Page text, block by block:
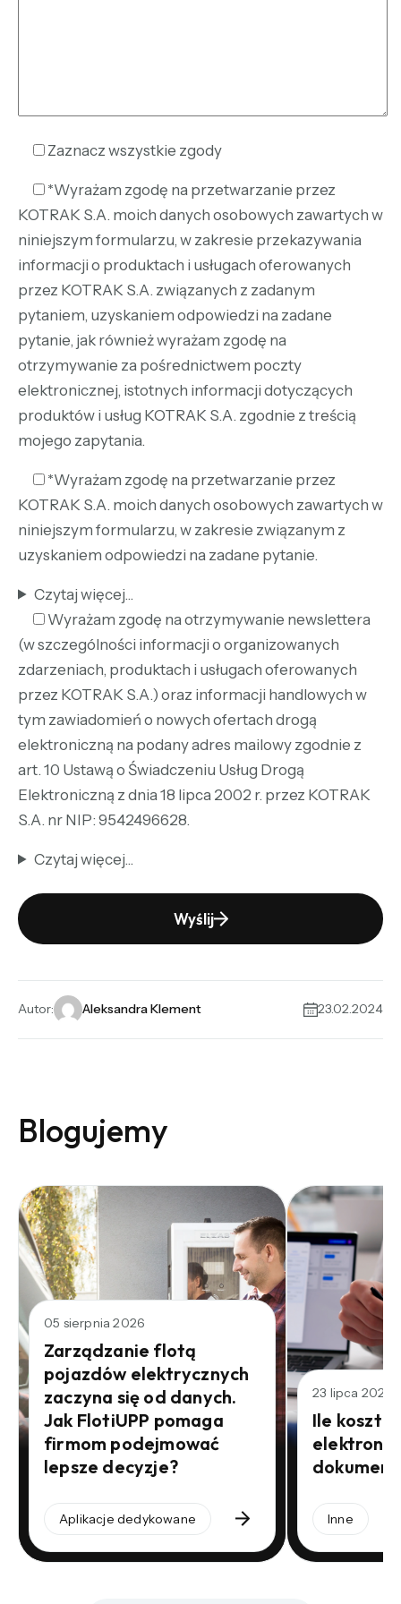
Zaznacz wszystkie zgody
*Wyrażam zgodę na przetwarzanie przez
KOTRAK S.A. moich danych osobowych zawartych w
niniejszym formularzu, w zakresie przekazywania
informacji o produktach i usługach oferowanych
przez KOTRAK S.A. związanych z zadanym
pytaniem, uzyskaniem odpowiedzi na zadane
pytanie, jak również wyrażam zgodę na
otrzymywanie za pośrednictwem poczty
elektronicznej, istotnych informacji dotyczących
produktów i usług KOTRAK S.A. zgodnie z treścią
mojego zapytania.
*Wyrażam zgodę na przetwarzanie przez
KOTRAK S.A. moich danych osobowych zawartych w
niniejszym formularzu, w zakresie związanym z
uzyskaniem odpowiedzi na zadane pytanie.
Czytaj więcej...
Wyrażam zgodę na otrzymywanie newslettera
(w szczególności informacji o organizowanych
zdarzeniach, produktach i usługach oferowanych
przez KOTRAK S.A.) oraz informacji handlowych w
tym zawiadomień o nowych ofertach drogą
elektroniczną na podany adres mailowy zgodnie z
art. 10 Ustawą o Świadczeniu Usług Drogą
Elektroniczną z dnia 18 lipca 2002 r. przez KOTRAK
S.A. nr NIP: 9542496628.
Czytaj więcej...
Wyślij
Autor: Aleksandra Klement 23.02.2024
Blogujemy
05 sierpnia 2026
Zarządzanie flotą
pojazdów elektrycznych
zaczyna się od danych.
Jak FlotiUPP pomaga
firmom podejmować
lepsze decyzje?
Aplikacje dedykowane
23 lipca 2026
Ile
Inne